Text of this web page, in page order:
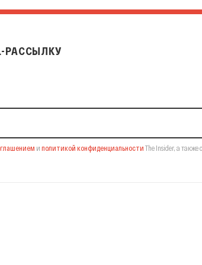
РАССЫЛКУ
и политикой конфиденциальности The Insider, а также